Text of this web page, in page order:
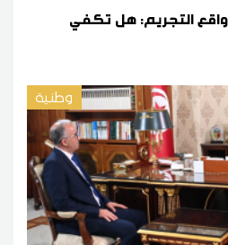
التجريم: هل تكفي
وطنية